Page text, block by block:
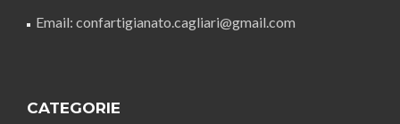
Email: confartigianato.cagliari@gmail.com
CATEGORIE